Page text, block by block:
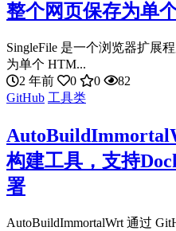
整个网页保存为单
SingleFile 是一个浏览器扩展
为单个 HTM...
2 年前
0 0
82
GitHub 工具类
构建工具，支持
署
AutoBuildImmortalWrt 通过